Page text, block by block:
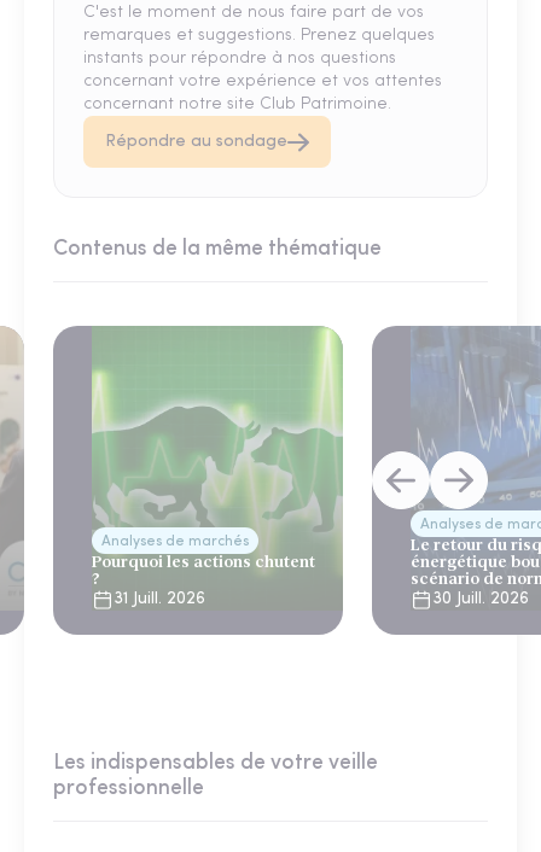
C'est le moment de nous faire part de vos
remarques et suggestions. Prenez quelques
instants pour répondre à nos questions
concernant votre expérience et vos attentes
concernant notre site Club Patrimoine.
Répondre au sondage
Contenus de la même thématique
Analyses de marchés
Pourquoi les actions chutent
?
31 Juill. 2026
Analyses de
Le retour du
énergétique
scénario de
30 Juill. 2026
Les indispensables de votre veille
professionnelle